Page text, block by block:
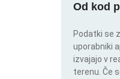
Od kod
Podatki se
uporabniki
izvajajo v
terenu. Če